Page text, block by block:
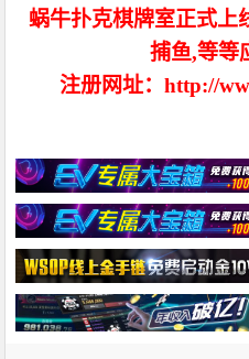
蜗牛扑克棋牌室正式上
捕鱼,等等
注册网址：http://